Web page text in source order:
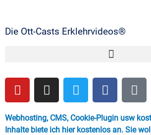
Die Ott-Casts Erklehrvideos®
Webhosting, CMS, Cookie-Plugin usw
Inhalte biete ich hier kostenlos an. Sie